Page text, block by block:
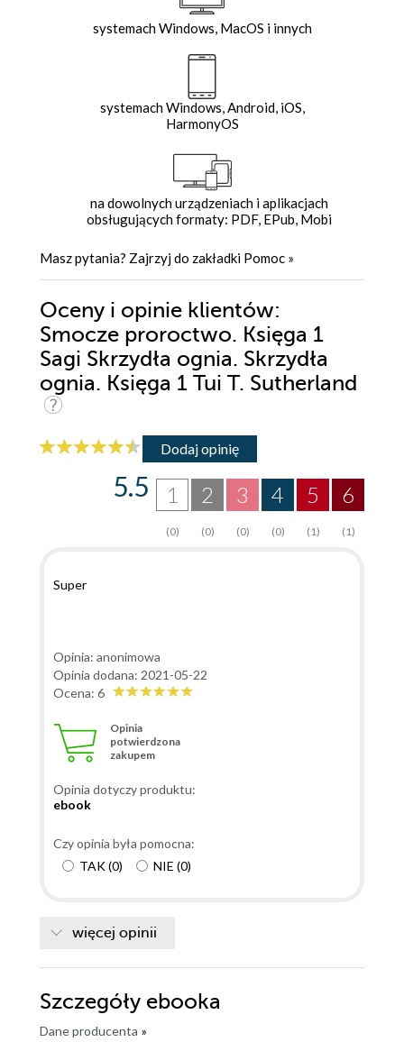
systemach Windows, MacOS i innych
systemach Windows, Android, iOS,
HarmonyOS
na dowolnych urządzeniach i aplikacjach
obsługujących formaty: PDF, EPub, Mobi
Masz pytania? Zajrzyj do zakładki Pomoc »
Oceny i opinie klientów:
Smocze proroctwo. Księga 1
Sagi Skrzydła ognia. Skrzydła
ognia. Księga 1 Tui T. Sutherland
Dodaj opinię
6
(1)
5
(1)
4
(0)
3
(0)
2
(0)
1
(0)
5.5
Super
Opinia: anonimowa
Opinia dodana: 2021-05-22
Ocena: 6
Opinia
potwierdzona
zakupem
Opinia dotyczy produktu:
ebook
Czy opinia była pomocna:
TAK(0) NIE (0)
więcej opinii
Szczegóły ebooka
Dane producenta »